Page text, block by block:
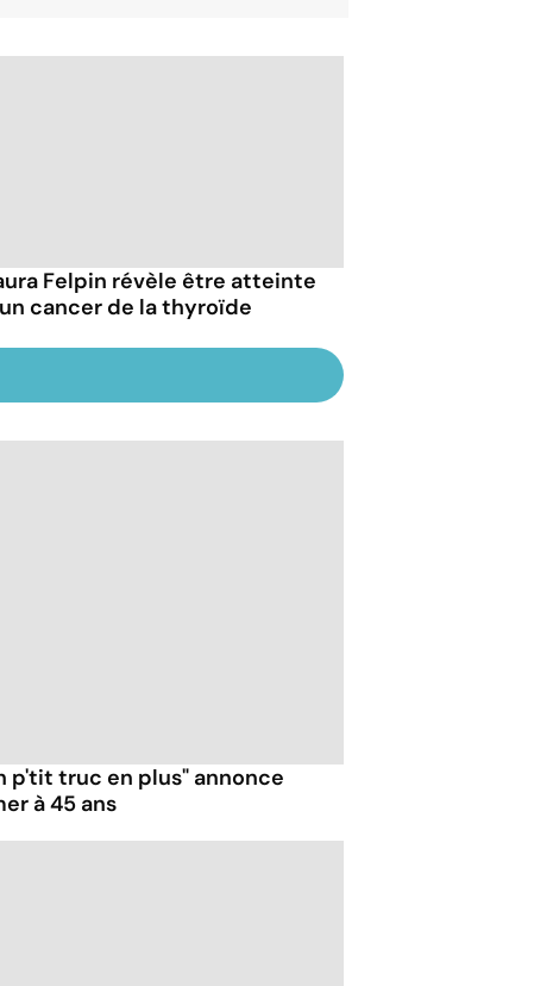
Felpin révèle être atteinte
cancer de la thyroïde
p'tit truc en plus" annonce
à 45 ans